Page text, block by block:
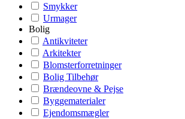
Smykker
Urmager
Bolig
Antikviteter
Arkitekter
Blomsterforretninger
Bolig Tilbehør
Brændeovne & Pejse
Byggematerialer
Ejendomsmægler